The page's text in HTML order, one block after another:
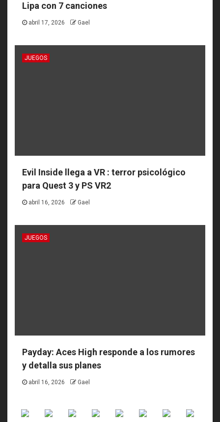
Lipa con 7 canciones
abril 17, 2026 Gael
JUEGOS
Evil Inside llega a VR : terror psicológico
para Quest 3 y PS VR2
abril 16, 2026 Gael
JUEGOS
Payday: Aces High responde a los rumores
y detalla sus planes
abril 16, 2026 Gael